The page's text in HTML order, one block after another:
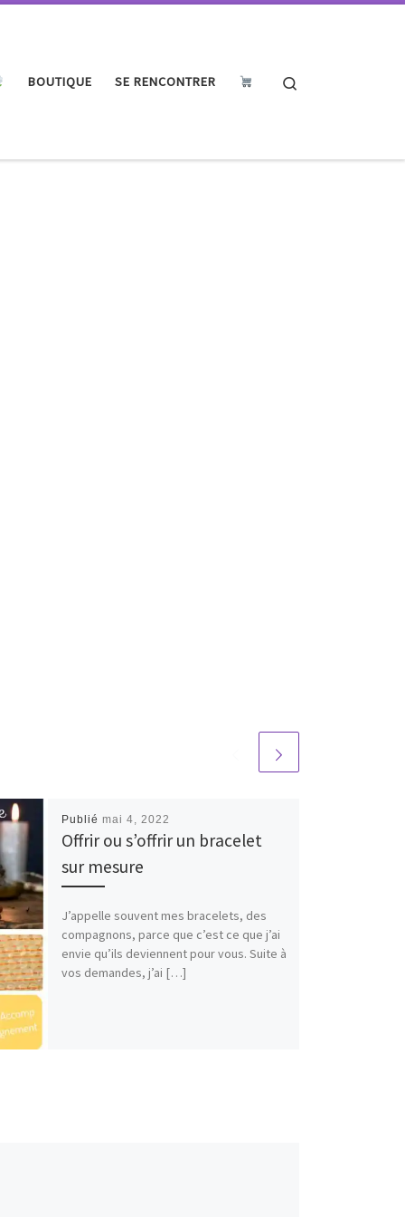
BOUTIQUE SE RENCONTRER
Publié mai 4, 2022
Offrir ou s’offrir un bracelet
sur mesure
J’appelle souvent mes bracelets, des
compagnons, parce que c’est ce que j’ai
envie qu’ils deviennent pour vous. Suite à
vos demandes, j’ai […]